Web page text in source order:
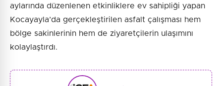
aylarında düzenlenen etkinliklere ev sahipliği yapan
Kocayayla’da gerçekleştirilen asfalt çalışması hem
bölge sakinlerinin hem de ziyaretçilerin ulaşımını
kolaylaştırdı.